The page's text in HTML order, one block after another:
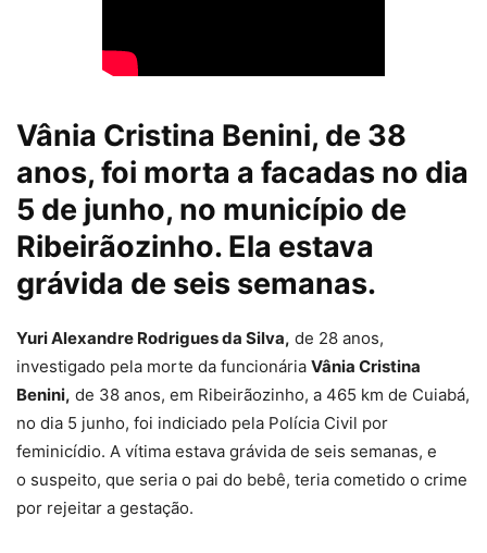
Vânia Cristina Benini, de 38
anos, foi morta a facadas no dia
5 de junho, no município de
Ribeirãozinho. Ela estava
grávida de seis semanas.
Yuri Alexandre Rodrigues da Silva, de 28 anos,
investigado pela morte da funcionária Vânia Cristina
Benini, de 38 anos, em Ribeirãozinho, a 465 km de Cuiabá,
no dia 5 junho, foi indiciado pela Polícia Civil por
feminicídio. A vítima estava grávida de seis semanas, e
o suspeito, que seria o pai do bebê, teria cometido o crime
por rejeitar a gestação.